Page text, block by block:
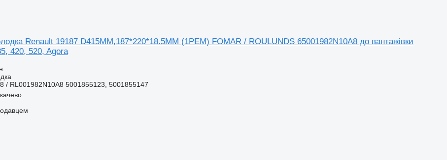
Renault 19187 D415ММ,187*220*18.5ММ (1РЕМ) FOMAR / ROULUNDS 65001982N10A8 до вантажівки
420, 520, Agora
/ RL001982N10A8 5001855123, 5001855147